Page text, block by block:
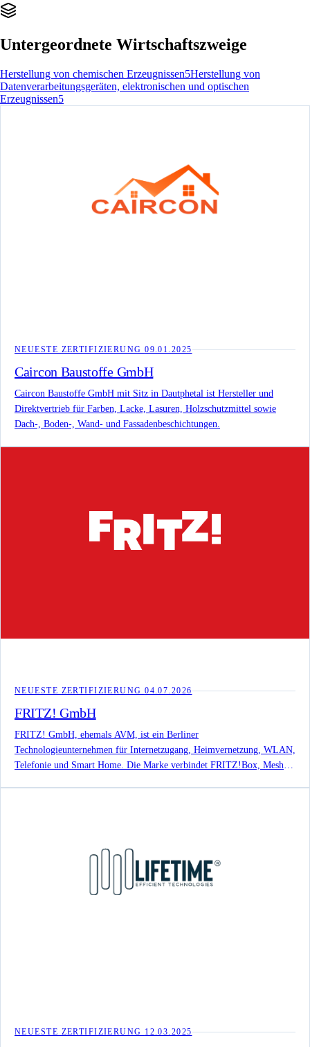
Untergeordnete Wirtschaftszweige
Herstellung von chemischen Erzeugnissen5Herstellung von
Datenverarbeitungsgeräten, elektronischen und optischen
Erzeugnissen5
NEUESTE ZERTIFIZIERUNG09.01.2025
Caircon Baustoffe GmbH
Caircon Baustoffe GmbH mit Sitz in Dautphetal ist Hersteller und
Direktvertrieb für Farben, Lacke, Lasuren, Holzschutzmittel sowie
Dach-, Boden-, Wand- und Fassadenbeschichtungen.
NEUESTE ZERTIFIZIERUNG04.07.2026
FRITZ! GmbH
FRITZ! GmbH, ehemals AVM, ist ein Berliner
Technologieunternehmen für Internetzugang, Heimvernetzung, WLAN,
Telefonie und Smart Home. Die Marke verbindet FRITZ!Box, Mesh-
NEUESTE ZERTIFIZIERUNG 12.03.2025